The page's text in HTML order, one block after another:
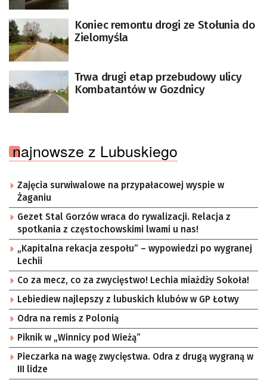
Koniec remontu drogi ze Stołunia do
Zielomyśla
Trwa drugi etap przebudowy ulicy
Kombatantów w Gozdnicy
najnowsze z Lubuskiego
Zajęcia surwiwalowe na przypałacowej wyspie w
Żaganiu
Gezet Stal Gorzów wraca do rywalizacji. Relacja z
spotkania z częstochowskimi lwami u nas!
„Kapitalna rekacja zespołu” – wypowiedzi po wygranej
Lechii
Co za mecz, co za zwycięstwo! Lechia miażdży Sokoła!
Lebiediew najlepszy z lubuskich klubów w GP Łotwy
Odra na remis z Polonią
Piknik w „Winnicy pod Wieżą”
Pieczarka na wagę zwycięstwa. Odra z drugą wygraną w
III lidze